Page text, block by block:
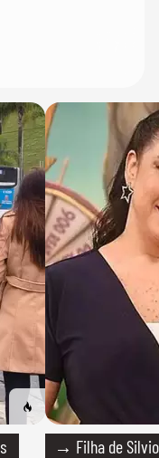
→ Filha de Silvio